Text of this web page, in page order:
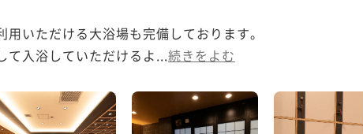
いただける大浴場も完備しております。
て入浴していただけるよ...続きをよむ